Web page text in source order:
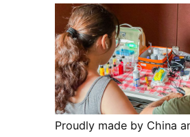
Proudly made by China